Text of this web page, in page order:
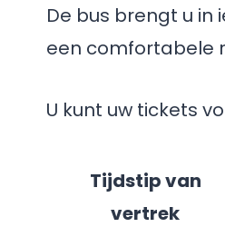
De bus brengt u in
een comfortabele
U kunt uw tickets
Tijdstip van
vertrek